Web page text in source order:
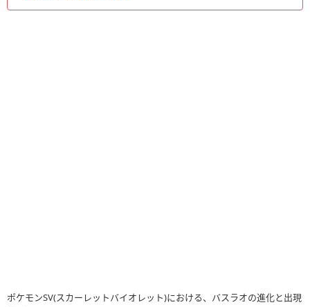
ポケモンSV(スカーレットバイオレット)における、バスラオの進化と出現